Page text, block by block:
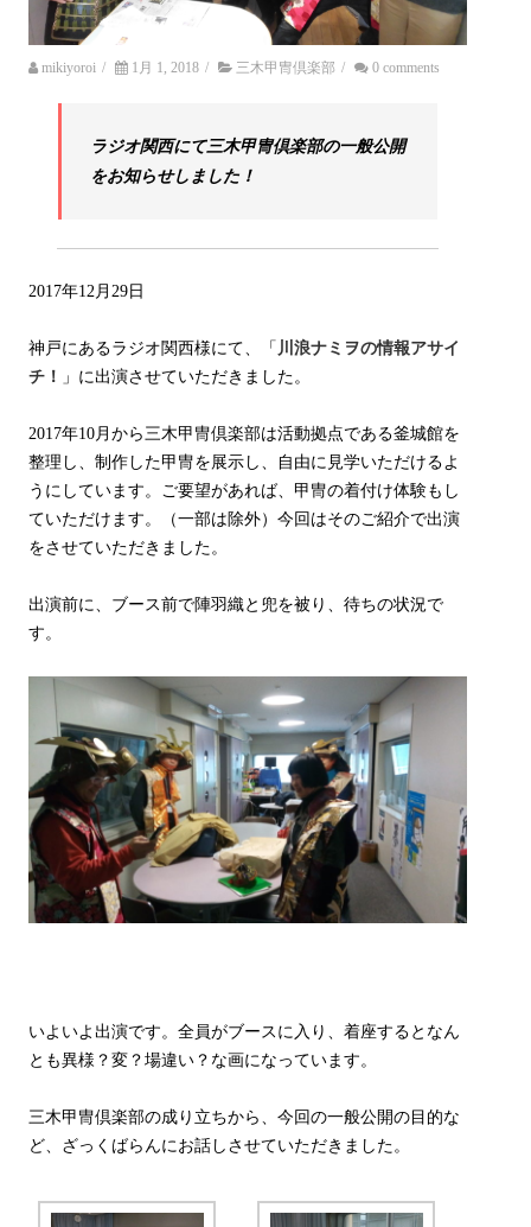
mikiyoroi / 1月 1, 2018 / 三木甲冑倶楽部 / 0 comments
ラジオ関西にて三木甲冑倶楽部の一般公開
をお知らせしました！
2017年12月29日
神戸にあるラジオ関西様にて、「 川浪ナミヲの情報アサイ
チ！
」に出演させていただきました。
2017年10月から三木甲冑倶楽部は活動拠点である釜城館を
整理し、制作した甲冑を展示し、自由に見学いただけるよ
うにしています。ご要望があれば、甲冑の着付け体験もし
ていただけます。（一部は除外）今回はそのご紹介で出演
をさせていただきました。
出演前に、ブース前で陣羽織と兜を被り、待ちの状況で
す。
いよいよ出演です。全員がブースに入り、着座するとなん
とも異様？変？場違い？な画になっています。
三木甲冑倶楽部の成り立ちから、今回の一般公開の目的な
ど、ざっくばらんにお話しさせていただきました。